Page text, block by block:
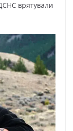
вpятyвaли